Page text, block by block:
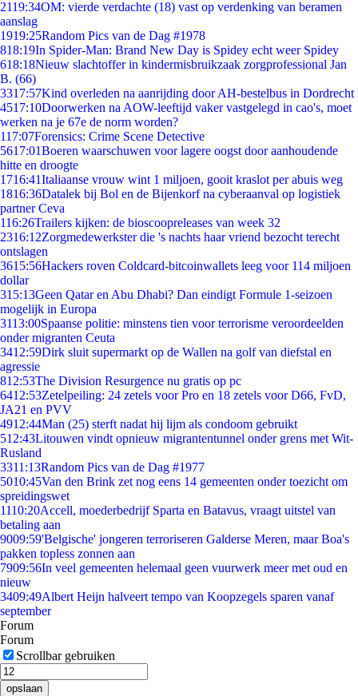
2119:34OM: vierde verdachte (18) vast op verdenking van beramen
aanslag
1919:25Random Pics van de Dag #1978
818:19In Spider-Man: Brand New Day is Spidey echt weer Spidey
618:18Nieuw slachtoffer in kindermisbruikzaak zorgprofessional Jan
B. (66)
3317:57Kind overleden na aanrijding door AH-bestelbus in Dordrecht
4517:10Doorwerken na AOW-leeftijd vaker vastgelegd in cao's, moet
werken na je 67e de norm worden?
117:07Forensics: Crime Scene Detective
5617:01Boeren waarschuwen voor lagere oogst door aanhoudende
hitte en droogte
1716:41Italiaanse vrouw wint 1 miljoen, gooit kraslot per abuis weg
1816:36Datalek bij Bol en de Bijenkorf na cyberaanval op logistiek
partner Ceva
116:26Trailers kijken: de bioscoopreleases van week 32
2316:12Zorgmedewerkster die 's nachts haar vriend bezocht terecht
ontslagen
3615:56Hackers roven Coldcard-bitcoinwallets leeg voor 114 miljoen
dollar
315:13Geen Qatar en Abu Dhabi? Dan eindigt Formule 1-seizoen
mogelijk in Europa
3113:00Spaanse politie: minstens tien voor terrorisme veroordeelden
onder migranten Ceuta
3412:59Dirk sluit supermarkt op de Wallen na golf van diefstal en
agressie
812:53The Division Resurgence nu gratis op pc
6412:53Zetelpeiling: 24 zetels voor Pro en 18 zetels voor D66, FvD,
JA21 en PVV
4912:44Man (25) sterft nadat hij lijm als condoom gebruikt
512:43Litouwen vindt opnieuw migrantentunnel onder grens met Wit-
Rusland
3311:13Random Pics van de Dag #1977
5010:45Van den Brink zet nog eens 14 gemeenten onder toezicht om
spreidingswet
1110:20Accell, moederbedrijf Sparta en Batavus, vraagt uitstel van
betaling aan
9009:59'Belgische' jongeren terroriseren Galderse Meren, maar Boa's
pakken topless zonnen aan
7909:56In veel gemeenten helemaal geen vuurwerk meer met oud en
nieuw
3409:49Albert Heijn halveert tempo van Koopzegels sparen vanaf
september
Forum
Forum
Scrollbar gebruiken
opslaan